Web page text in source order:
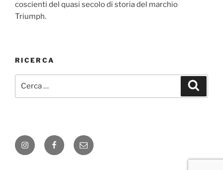
coscienti del quasi secolo di storia del marchio
Triumph.
RICERCA
InstagramFacebook
E-
mail